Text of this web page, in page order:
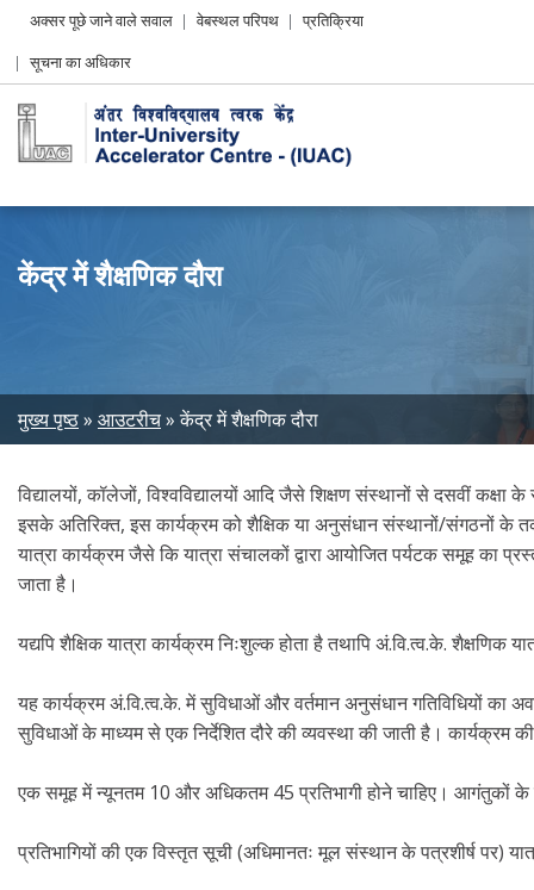
Header
menu
अक्सर पूछे जाने वाले सवाल वेबस्थल परिपथ
प्रतिक्रिया
सूचना का अधिकार
केंद्र में शैक्षणिक दौरा
Breadcrumb
मुख्य पृष्ठ आउटरीच केंद्र में शैक्षणिक दौरा
विद्यालयों, कॉलेजों, विश्वविद्यालयों आदि जैसे शिक्षण संस्थानों से दसवीं
इसके अतिरिक्त, इस कार्यक्रम को शैक्षिक या अनुसंधान संस्थानों/संगठनों के
यात्रा कार्यक्रम जैसे कि यात्रा संचालकों द्वारा आयोजित पर्यटक समूह का
जाता है।
यद्यपि शैक्षिक यात्रा कार्यक्रम निःशुल्क होता है तथापि अं.वि.त्व.के.
यह कार्यक्रम अं.वि.त्व.के. में सुविधाओं और वर्तमान अनुसंधान गतिविधियों
सुविधाओं के माध्यम से एक निर्देशित दौरे की व्यवस्था की जाती है।
एक समूह में न्यूनतम 10 और अधिकतम 45 प्रतिभागी होने चाहिए। आगंतुकों
प्रतिभागियों की एक विस्तृत सूची (अधिमानतः मूल संस्थान के पत्रशीर्ष पर)